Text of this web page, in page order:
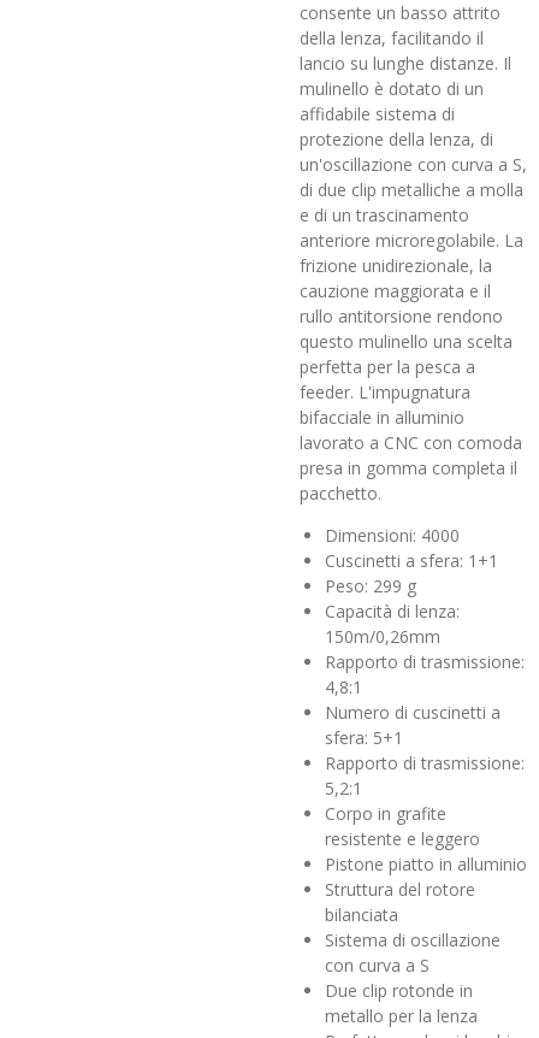
consente un basso attrito
della lenza, facilitando il
lancio su lunghe distanze. Il
mulinello è dotato di un
affidabile sistema di
protezione della lenza, di
un'oscillazione con curva a S,
di due clip metalliche a molla
e di un trascinamento
anteriore microregolabile. La
frizione unidirezionale, la
cauzione maggiorata e il
rullo antitorsione rendono
questo mulinello una scelta
perfetta per la pesca a
feeder. L'impugnatura
bifacciale in alluminio
lavorato a CNC con comoda
presa in gomma completa il
pacchetto.
Dimensioni: 4000
Cuscinetti a sfera: 1+1
Peso: 299 g
Capacità di lenza:
150m/0,26mm
Rapporto di trasmissione:
4,8:1
Numero di cuscinetti a
sfera: 5+1
Rapporto di trasmissione:
5,2:1
Corpo in grafite
resistente e leggero
Pistone piatto in alluminio
Struttura del rotore
bilanciata
Sistema di oscillazione
con curva a S
Due clip rotonde in
metallo per la lenza